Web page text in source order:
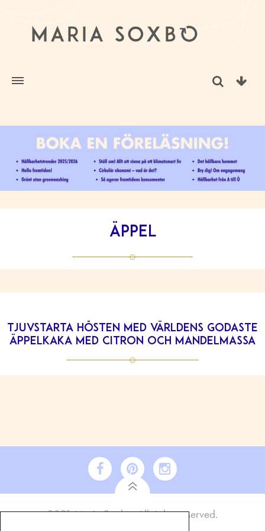
äppel
Tjuvstarta hösten med världens godaste
äppelkaka med citron och mandelmassa
2021 Maria Soxbo. All rights reserved.